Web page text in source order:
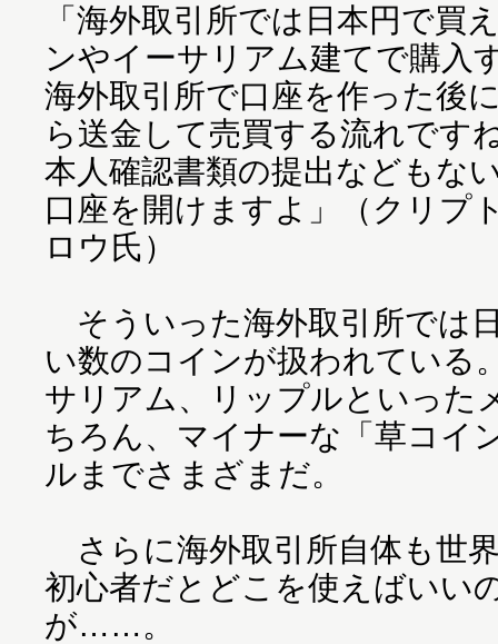
「海外取引所では日本円で買
ンやイーサリアム建てで購入
海外取引所で口座を作った後
ら送金して売買する流れです
本人確認書類の提出などもな
口座を開けますよ」（クリプ
ロウ氏）
そういった海外取引所では
い数のコインが扱われている
サリアム、リップルといった
ちろん、マイナーな「草コイ
ルまでさまざまだ。
さらに海外取引所自体も世
初心者だとどこを使えばいい
が……。